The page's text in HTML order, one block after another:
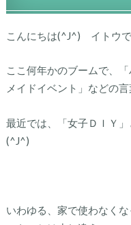
こんにちは(^J^) イトウで
ここ何年かのブームで、
メイドイベント」などの
最近では、「女子ＤＩＹ
(^J^)
いわゆる、家で使わなく